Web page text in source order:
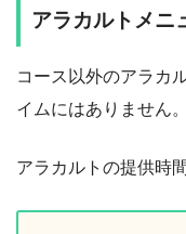
アラカルトメニ
コース以外のアラカ
イムにはありません。
アラカルトの提供時